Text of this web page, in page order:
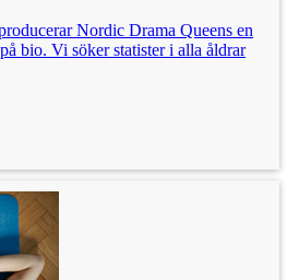
Nordic Drama Queens en
bio. Vi söker statister i alla åldrar